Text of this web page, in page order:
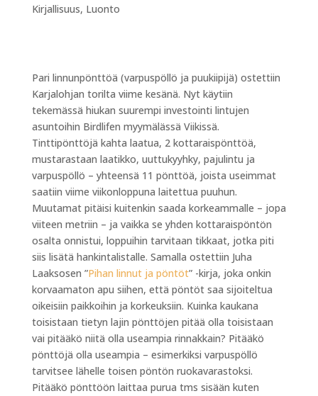
Kirjallisuus, Luonto
Pari linnunpönttöä (varpuspöllö ja puukiipijä) ostettiin
Karjalohjan torilta viime kesänä. Nyt käytiin
tekemässä hiukan suurempi investointi lintujen
asuntoihin Birdlifen myymälässä Viikissä.
Tinttipönttöjä kahta laatua, 2 kottaraispönttöä,
mustarastaan laatikko, uuttukyyhky, pajulintu ja
varpuspöllö – yhteensä 11 pönttöä, joista useimmat
saatiin viime viikonloppuna laitettua puuhun.
Muutamat pitäisi kuitenkin saada korkeammalle – jopa
viiteen metriin – ja vaikka se yhden kottaraispöntön
osalta onnistui, loppuihin tarvitaan tikkaat, jotka piti
siis lisätä hankintalistalle. Samalla ostettiin Juha
Laaksosen ”Pihan linnut ja pöntöt” -kirja, joka onkin
korvaamaton apu siihen, että pöntöt saa sijoiteltua
oikeisiin paikkoihin ja korkeuksiin. Kuinka kaukana
toisistaan tietyn lajin pönttöjen pitää olla toisistaan
vai pitääkö niitä olla useampia rinnakkain? Pitääkö
pönttöjä olla useampia – esimerkiksi varpuspöllö
tarvitsee lähelle toisen pöntön ruokavarastoksi.
Pitääkö pönttöön laittaa purua tms sisään kuten